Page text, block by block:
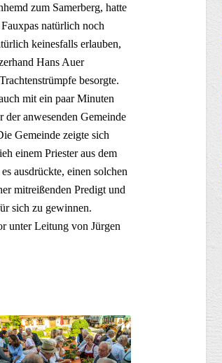
zum Samerberg, hatte
natürlich noch
keinesfalls erlauben,
Hans Auer
besorgte.
mit ein paar Minuten
der anwesenden Gemeinde
Gemeinde zeigte sich
einem Priester aus dem
ausdrückte, einen solchen
mitreißenden Predigt und
sich zu gewinnen.
unter Leitung von Jürgen